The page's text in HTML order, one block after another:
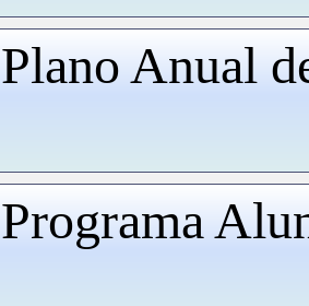
Plano Anual
Programa